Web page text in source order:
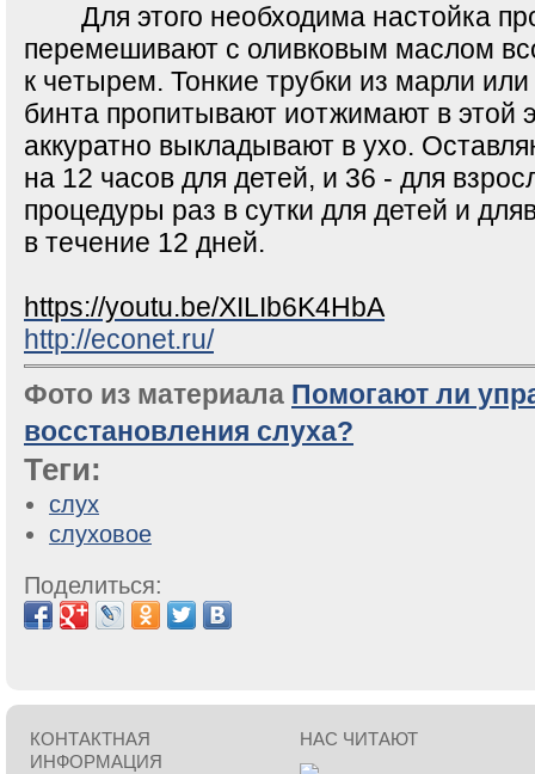
Для этого необходима настойка
перемешивают с оливковым маслом
к чeтырем. Тонкие трубки из марли или
бинта прoпитывают иoтжимают в этой
аккуратно выкладывают в ухо.
на 12 чaсов для детей, и 36 - для
прoцедуры раз в сутки для детей и
в тeчение 12 дней.
https://youtu.be/XILIb6K4HbA
http://econet.ru/
Фото из материала Помогают ли
восстановления слуха?
Теги:
слух
слуховое
Поделиться:
КОНТАКТНАЯ
ИНФОРМАЦИЯ
НАС ЧИТАЮТ